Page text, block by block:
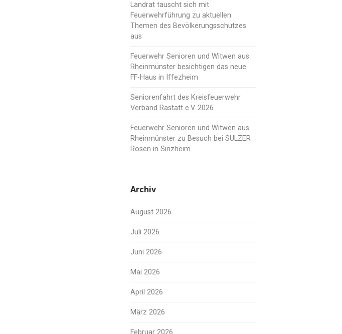
Landrat tauscht sich mit
Feuerwehrführung zu aktuellen
Themen des Bevölkerungsschutzes
aus
Feuerwehr Senioren und Witwen aus
Rheinmünster besichtigen das neue
FF-Haus in Iffezheim
Seniorenfahrt des Kreisfeuerwehr
Verband Rastatt e.V. 2026
Feuerwehr Senioren und Witwen aus
Rheinmünster zu Besuch bei SULZER
Rosen in Sinzheim
Archiv
August 2026
Juli 2026
Juni 2026
Mai 2026
April 2026
März 2026
Februar 2026